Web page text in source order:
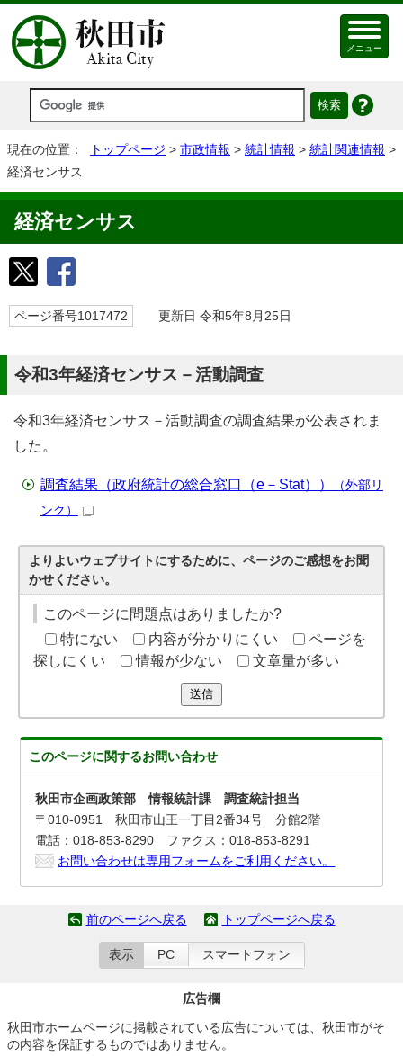
メニュー
現在の位置： トップページ > 市政情報 > 統計情報 > 統計関連情報 >
経済センサス
経済センサス
ページ番号1017472 更新日 令和5年8月25日
令和3年経済センサス－活動調査
令和3年経済センサス－活動調査の調査結果が公表されま
した。
調査結果（政府統計の総合窓口（e－Stat））
（外部リ
ンク）
よりよいウェブサイトにするために、ページのご感想をお聞
かせください。
このページに問題点はありましたか?
特にない
内容が分かりにくい
ページを
探しにくい
情報が少ない 文章量が多い
送信
このページに関するお問い合わせ
秋田市企画政策部 情報統計課 調査統計担当
〒010-0951 秋田市山王一丁目2番34号 分館2階
電話：018-853-8290 ファクス：018-853-8291
お問い合わせは専用フォームをご利用ください。
前のページへ戻る トップページへ戻る
表示 PC スマートフォン
広告欄
秋田市ホームページに掲載されている広告については、秋田市がそ
の内容を保証するものではありません。